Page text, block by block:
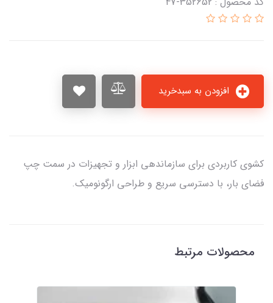
کشوی کاربردی برای سازماندهی ابزار و تجهیزات در سمت چپ
فضای بار، با دسترسی سریع و طراحی ارگونومیک.
محصولات مرتبط